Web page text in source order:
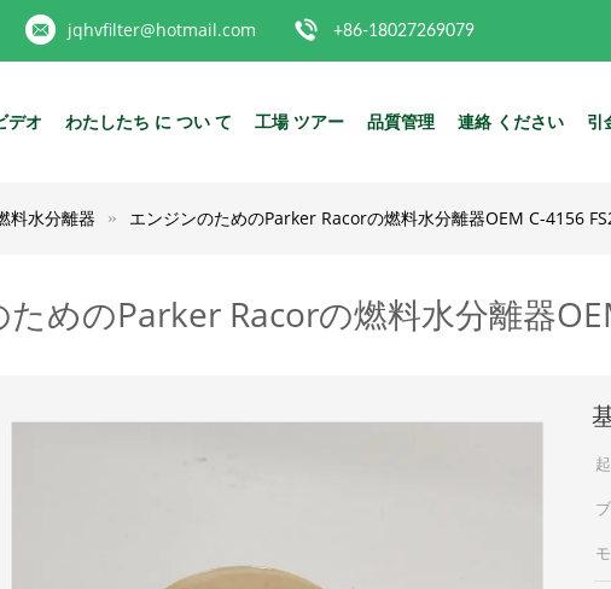
jqhvfilter@hotmail.com +86-18027269079
デオ わたしたち に つい て 工場 ツアー 品質管理 連絡 ください 引
料水分離器 エンジンのためのParker Racorの燃料水分離器OEM C-4156
めのParker Racorの燃料水分離器